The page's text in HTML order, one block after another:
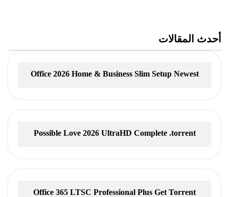
أحدث المقالات
Office 2026 Home & Business Slim Setup Newest
Possible Love 2026 UltraHD Complete .torrent
Office 365 LTSC Professional Plus Gеt Torrent